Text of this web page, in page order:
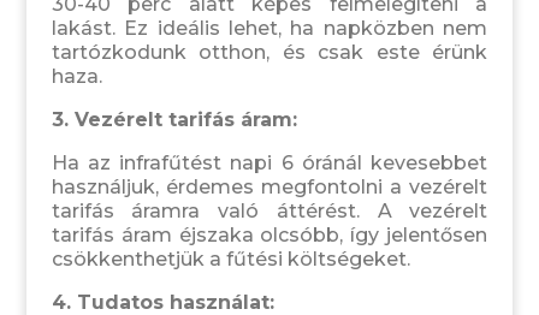
lakást. Ez ideális lehet, ha napközben nem
tartózkodunk otthon, és csak este érünk
haza.
3. Vezérelt tarifás áram:
Ha az infrafűtést napi 6 óránál kevesebbet
használjuk, érdemes megfontolni a vezérelt
tarifás áramra való áttérést. A vezérelt
tarifás áram éjszaka olcsóbb, így jelentősen
csökkenthetjük a fűtési költségeket.
4. Tudatos használat: